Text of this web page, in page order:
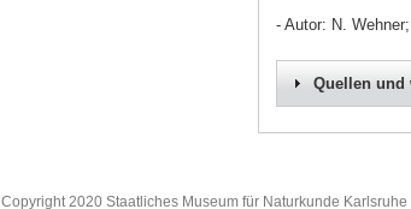
- Autor: N.
Quellen und
Copyright 2020 Staatliches Museum für Naturkunde Karlsruhe